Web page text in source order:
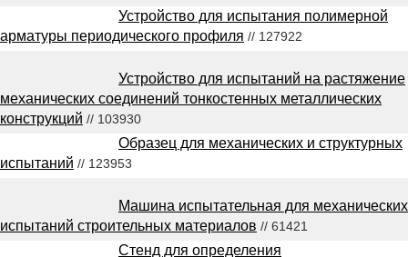
Устройство для испытания полимерной
арматуры периодического профиля // 127922
Устройство для испытаний на растяжение
механических соединений тонкостенных металлических
конструкций // 103930
Образец для механических и структурных
испытаний // 123953
Машина испытательная для механических
испытаний строительных материалов // 61421
Стенд для определения